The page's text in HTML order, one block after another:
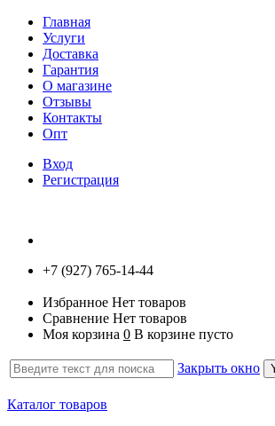
Главная
Услуги
Доставка
Гарантия
О магазине
Отзывы
Контакты
Опт
Вход
Регистрация
+7 (927) 765-14-44
Избранное Нет товаров
Сравнение Нет товаров
Моя корзина 0 В корзине пусто
Закрыть окно
Каталог товаров